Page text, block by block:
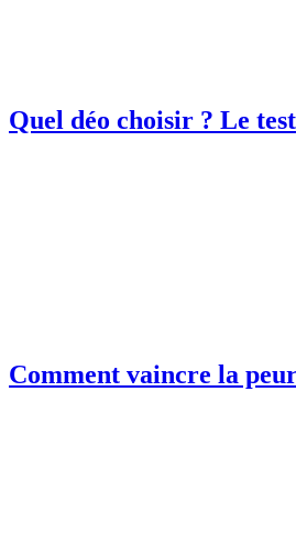
Quel déo choisir ? Le test
Comment vaincre la